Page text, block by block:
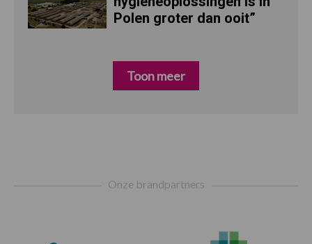
Polen groter dan ooit”
Toon meer
Onze brandpartners